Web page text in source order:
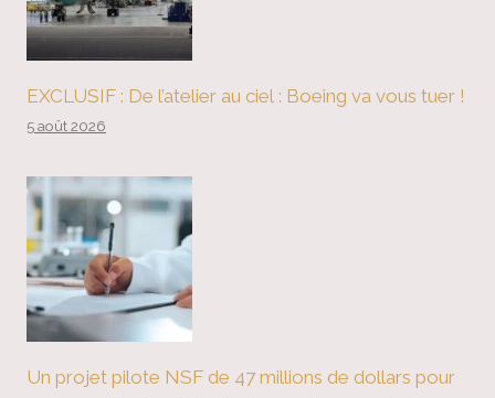
EXCLUSIF : De l’atelier au ciel : Boeing va vous tuer !
5 août 2026
Un projet pilote NSF de 47 millions de dollars pour